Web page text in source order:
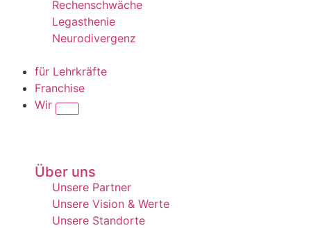
Rechenschwäche
Legasthenie
Neurodivergenz
für Lehrkräfte
Franchise
Wir
Über uns
Unsere Partner
Unsere Vision & Werte
Unsere Standorte